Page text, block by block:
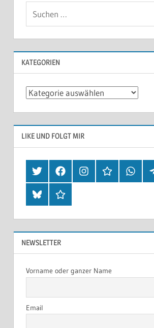
KATEGORIEN
Kategorien
LIKE UND FOLGT MIR
TwitterFacebookInstagramHearthis
BlueskyThreads
NEWSLETTER
Vorname oder ganzer Name
Email